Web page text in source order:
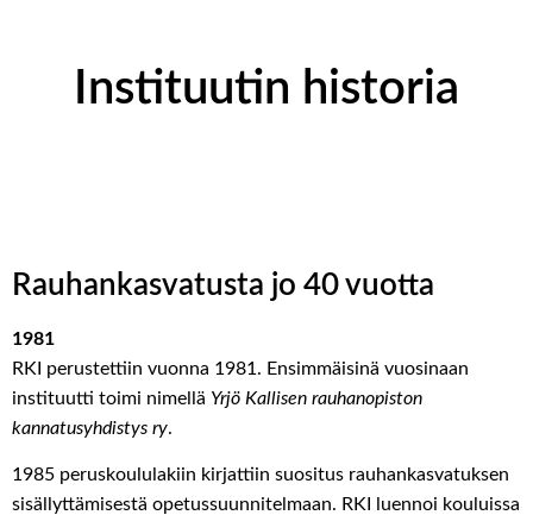
Instituutin historia
Rauhankasvatusta jo 40 vuotta
1981
RKI perustettiin vuonna 1981 . Ensimmäisinä vuosinaan
instituutti toimi nimellä Yrjö Kallisen rauhanopiston
kannatusyhdistys ry.
1985 peruskoululakiin kirjattiin suositus rauhankasvatuksen
sisällyttämisestä opetussuunnitelmaan. RKI luennoi kouluissa